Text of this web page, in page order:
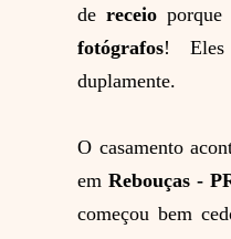
de receio porque
fotógrafos! Eles
duplamente.
O casamento
em Rebouças -
começou bem